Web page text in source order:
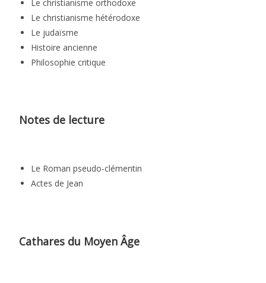
Le christianisme orthodoxe
Le christianisme hétérodoxe
Le judaïsme
Histoire ancienne
Philosophie critique
Notes de lecture
Le Roman pseudo-clémentin
Actes de Jean
Cathares du Moyen Âge